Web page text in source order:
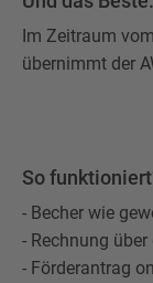
Im Zeitraum
übernimmt der
So
- Becher wie
- Rechnung
- Förderantrag